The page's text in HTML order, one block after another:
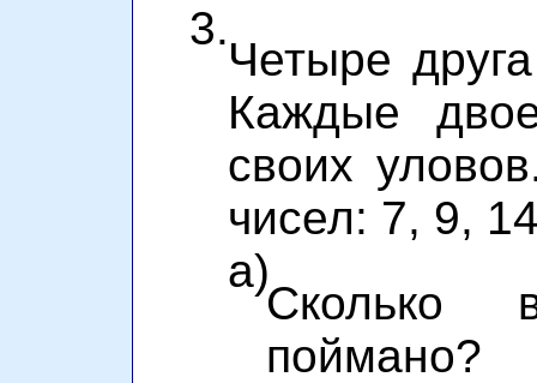
3.
Четыре
Каждые
своих
чисел: 7, 9,
а)
Сколько
поймано?